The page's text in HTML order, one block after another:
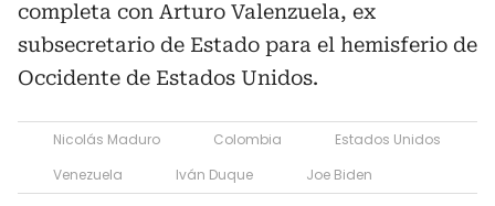
completa con Arturo Valenzuela, ex
subsecretario de Estado para el hemisferio de
Occidente de Estados Unidos.
Nicolás Maduro Colombia
Estados Unidos
Venezuela
Iván Duque Joe Biden